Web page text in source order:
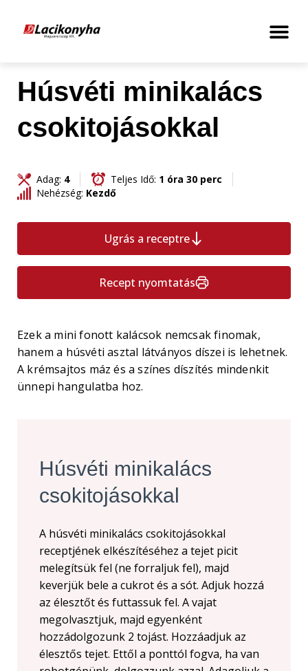
Húsvéti minikalács
csokitojásokkal
Adag: 4 Teljes Idő: 1 óra 30 perc
Nehézség: Kezdő
Ugrás a receptre
Recept nyomtatás
Ezek a mini fonott kalácsok nemcsak finomak,
hanem a húsvéti asztal látványos díszei is lehetnek.
A krémsajtos máz és a színes díszítés mindenkit
ünnepi hangulatba hoz.
Húsvéti minikalács
csokitojásokkal
A húsvéti minikalács csokitojásokkal
receptjének elkészítéséhez a tejet picit
melegítsük fel (ne forraljuk fel), majd
keverjük bele a cukrot és a sót. Adjuk hozzá
az élesztőt és futtassuk fel. A vajat
megolvasztjuk, majd egyenként
hozzádolgozunk 2 tojást. Hozzáadjuk az
élesztős tejet. Ettől a ponttól fogva, ha van